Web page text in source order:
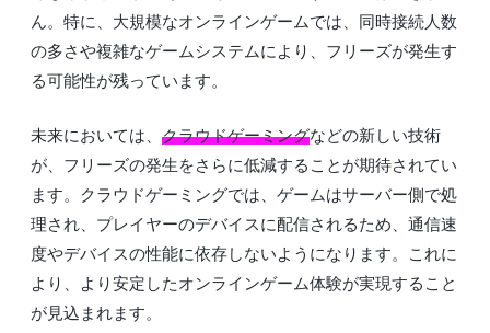
ん。特に、大規模なオンラインゲームでは、同時接続人数
の多さや複雑なゲームシステムにより、フリーズが発生す
る可能性が残っています。
未来においては、 クラウドゲーミングなどの新しい技術
が、フリーズの発生をさらに低減することが期待されてい
ます。クラウドゲーミングでは、ゲームはサーバー側で処
理され、プレイヤーのデバイスに配信されるため、通信速
度やデバイスの性能に依存しないようになります。これに
より、より安定したオンラインゲーム体験が実現すること
が見込まれます。